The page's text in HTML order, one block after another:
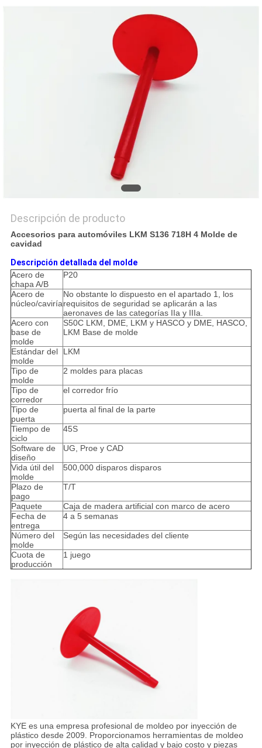
Descripción de producto
Accesorios para automóviles LKM S136 718H 4 Molde de
cavidad
Descripción detallada del molde
Acero de
chapa A/B
P20
Acero de
núcleo/caviría
No obstante lo dispuesto en el apartado 1, los
requisitos de seguridad se aplicarán a las
aeronaves de las categorías IIa y IIIa.
Acero con
base de
molde
S50C LKM, DME, LKM y HASCO y DME, HASCO,
LKM Base de molde
Estándar del
molde
LKM
Tipo de
molde
2 moldes para placas
Tipo de
corredor
el corredor frío
Tipo de
puerta
puerta al final de la parte
Tiempo de
ciclo
45S
Software de
diseño
UG, Proe y CAD
Vida útil del
molde
500,000 disparos disparos
Plazo de
pago
T/T
Paquete
Caja de madera artificial con marco de acero
Fecha de
entrega
4 a 5 semanas
Número del
molde
Según las necesidades del cliente
Cuota de
producción
1 juego
KYE es una empresa profesional de moldeo por inyección de
plástico desde 2009. Proporcionamos herramientas de moldeo
por inyección de plástico de alta calidad y bajo costo y piezas